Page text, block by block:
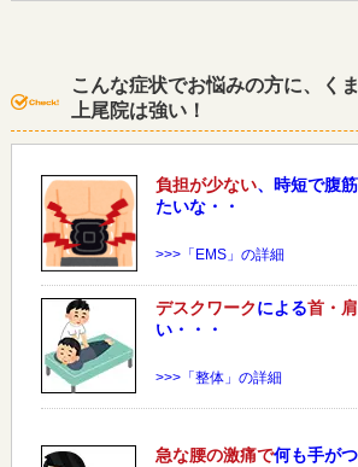
こんな症状でお悩みの方に、く
上尾院は強い！
負担が少ない、時短で腹
たいな・・
>>>「EMS」の詳細
デスクワークによる首・
い・・・
>>>「整体」の詳細
急な腰の激痛で何も手が